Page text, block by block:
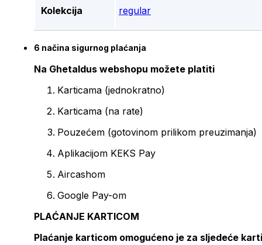
Kolekcija regular
6 načina sigurnog plaćanja
Na Ghetaldus webshopu možete platiti
Karticama (jednokratno)
Karticama (na rate)
Pouzećem (gotovinom prilikom preuzimanja)
Aplikacijom KEKS Pay
Aircashom
Google Pay-om
PLAĆANJE KARTICOM
Plaćanje karticom omogućeno je za sljedeće